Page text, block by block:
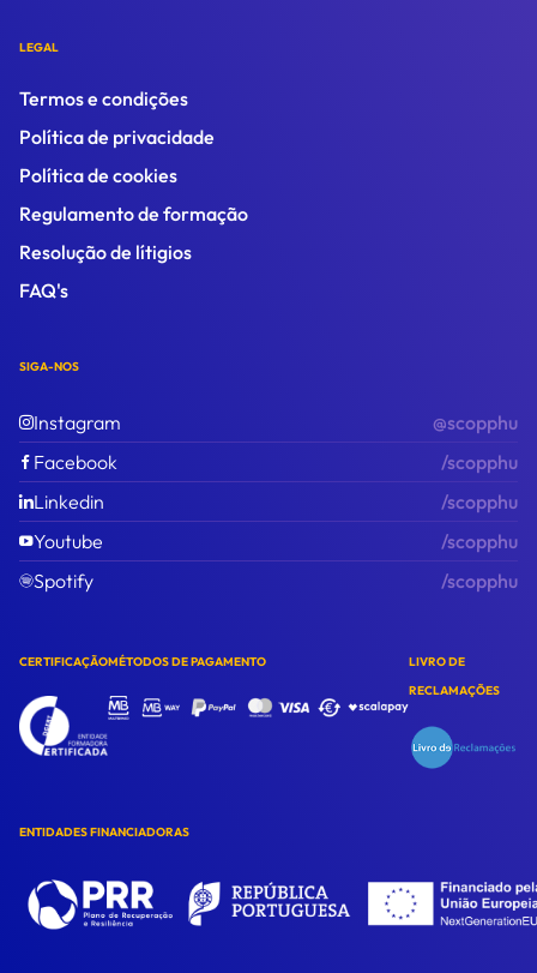
LEGAL
Termos e condições
Política de privacidade
Política de cookies
Regulamento de formação
Resolução de lítigios
FAQ's
SIGA-NOS
Instagram
@scopphu
Facebook
/scopphu
Linkedin
/scopphu
Youtube
/scopphu
Spotify
/scopphu
CERTIFICAÇÃOMÉTODOS DE PAGAMENTO
LIVRO DE
RECLAMAÇÕES
ENTIDADES FINANCIADORAS